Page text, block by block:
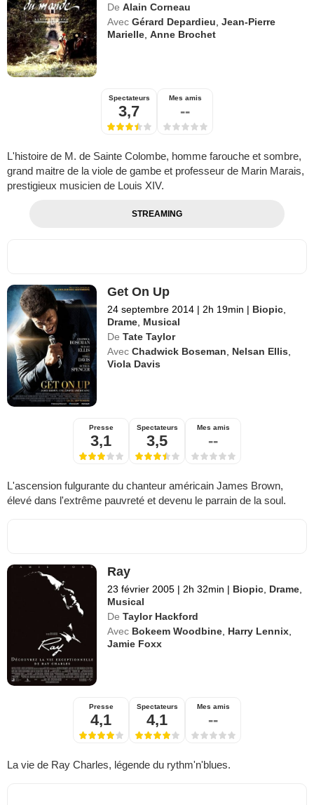
De Alain Corneau
Avec Gérard Depardieu ,Jean-Pierre
Marielle ,Anne Brochet
Spectateurs
3,7
Mes amis
--
L'histoire de M. de Sainte Colombe, homme farouche et sombre,
grand maitre de la viole de gambe et professeur de Marin Marais,
prestigieux musicien de Louis XIV.
STREAMING
Get On Up
24 septembre 2014 | 2h 19min | Biopic
Drame Musical
De Tate Taylor
Avec Chadwick Boseman Nelsan Ellis
Viola Davis
Presse
3,1
Spectateurs
3,5
Mes amis
--
L'ascension fulgurante du chanteur américain James Brown,
élevé dans l'extrême pauvreté et devenu le parrain de la soul.
Ray
23 février 2005 | 2h 32min | Biopic Drame
Musical
De Taylor Hackford
Avec Bokeem Woodbine Harry Lennix
Jamie Foxx
Presse
4,1
Spectateurs
4,1
Mes amis
--
La vie de Ray Charles, légende du rythm'n'blues.